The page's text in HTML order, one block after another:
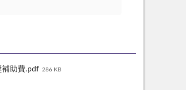
補助費.pdf 286 KB